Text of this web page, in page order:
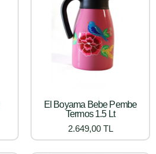
El Boyama Bebe Pembe
Termos 1.5 Lt
2.649,00 TL